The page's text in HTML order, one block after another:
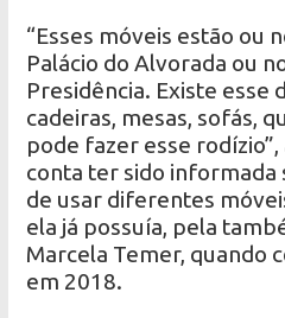
“Esses móveis estão ou
Palácio do Alvorada ou
Presidência. Existe esse
cadeiras, mesas, sofás,
pode fazer esse
conta ter sido informada
de usar diferentes
ela já possuía, pela
Marcela Temer, quando
em 2018.